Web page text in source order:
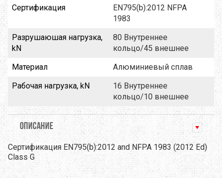
Сертификация
EN795(b):2012 NFPA
1983
Разрушаюшая нагрузка,
kN
80 Внутреннее
кольцо/45 внешнее
Материал
Алюминиевый сплав
Рабочая нагрузка, kN
16 Внутреннее
кольцо/10 внешнее
ОПИСАНИЕ
Сертификация EN795(b):2012 and NFPA 1983 (2012 Ed)
Class G